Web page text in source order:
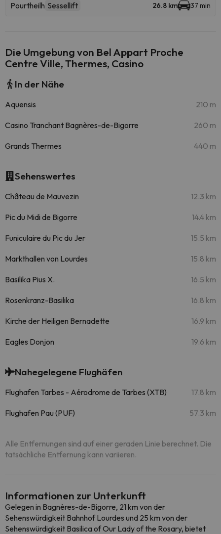
Pourtheilh Sessellift 26.8 km 37 min
Die Umgebung von Bel Appart Proche
Centre Ville, Thermes, Casino
In der Nähe
Aquensis 210 m
Casino Tranchant Bagnères-de-Bigorre 260 m
Grands Thermes 440 m
Sehenswertes
Château de Mauvezin 12.3 km
Pic du Midi de Bigorre 14.4 km
Funiculaire du Pic du Jer 15.5 km
Markthallen von Lourdes 15.8 km
Basilika Pius X. 16.5 km
Rosenkranz-Basilika 16.8 km
Kirche der Heiligen Bernadette 16.9 km
Eagles Donjon 19.6 km
Nahegelegene Flughäfen
Flughafen Tarbes - Aérodrome de Tarbes (XTB) 17.8 km
Flughafen Pau (PUF) 57.3 km
Alle Entfernungen sind auf einer geraden Linie berechnet. Die
tatsächliche Entfernung kann variieren.
Informationen zur Unterkunft
Gelegen in Bagnères-de-Bigorre, 21 km von der
Sehenswürdigkeit Bahnhof Lourdes und 25 km von der
Sehenswürdigkeit Basilica of Our Lady of the Rosary, bietet